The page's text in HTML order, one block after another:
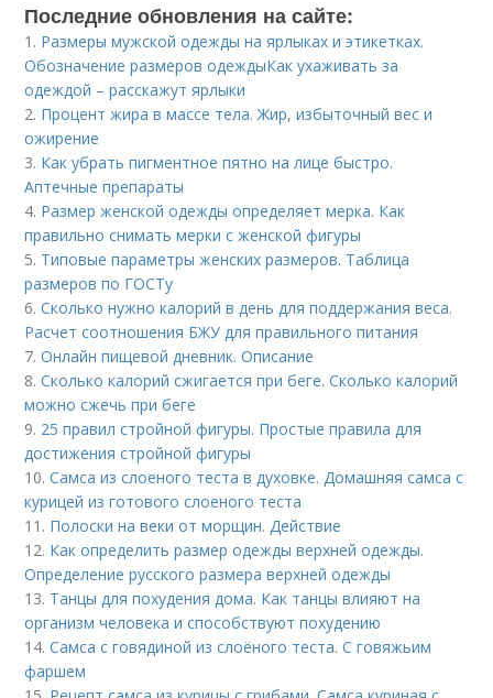
Последние обновления на сайте:
1. Размеры мужской одежды на ярлыках и этикетках.
Обозначение размеров одеждыКак ухаживать за
одеждой – расскажут ярлыки
2. Процент жира в массе тела. Жир, избыточный вес и
ожирение
3. Как убрать пигментное пятно на лице быстро.
Аптечные препараты
4. Размер женской одежды определяет мерка. Как
правильно снимать мерки с женской фигуры
5. Типовые параметры женских размеров. Таблица
размеров по ГОСТу
6.Сколько нужно калорий в день для поддержания веса.
Расчет соотношения БЖУ для правильного питания
7.Онлайн пищевой дневник. Описание
8.Сколько калорий сжигается при беге. Сколько калорий
можно сжечь при беге
9. 25 правил стройной фигуры. Простые правила для
достижения стройной фигуры
10.Самса из слоеного теста в духовке. Домашняя самса с
курицей из готового слоеного теста
11. Полоски на веки от морщин. Действие
12. Как определить размер одежды верхней одежды.
Определение русского размера верхней одежды
13. Танцы для похудения дома. Как танцы влияют на
организм человека и способствуют похудению
14.Самса с говядиной из слоёного теста. С говяжьим
фаршем